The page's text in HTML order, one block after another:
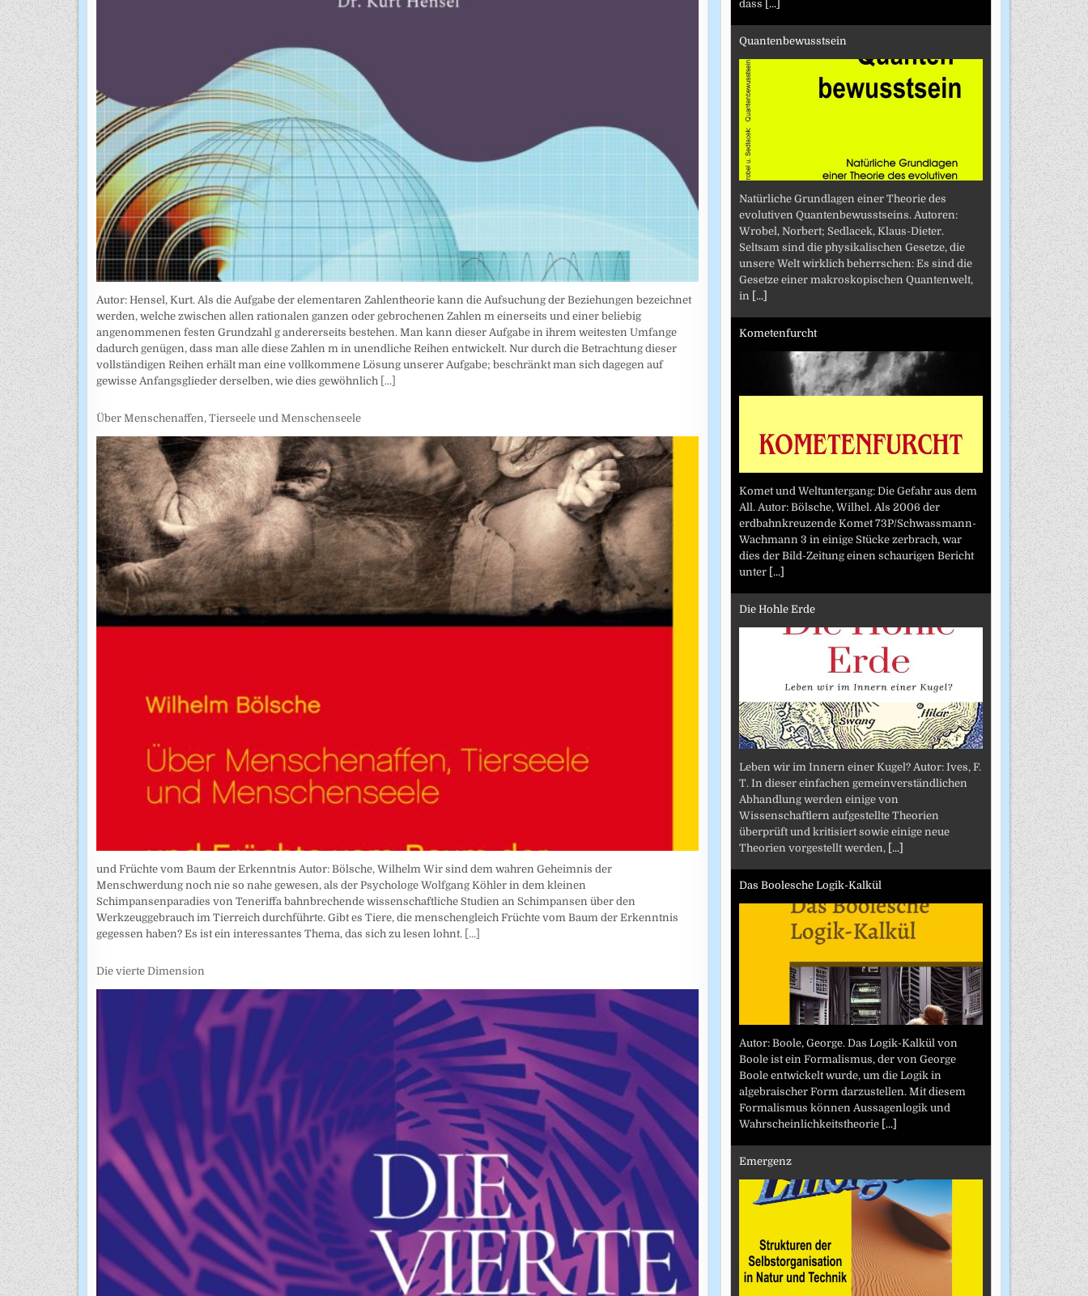
Autor: Hensel, Kurt. Als die Aufgabe der elementaren Zahlentheorie kann die Aufsuchung der Beziehungen bezeichnet
werden, welche zwischen allen rationalen ganzen oder gebrochenen Zahlen m einerseits und einer beliebig
angenommenen festen Grundzahl g andererseits bestehen. Man kann dieser Aufgabe in ihrem weitesten Umfange
dadurch genügen, dass man alle diese Zahlen m in unendliche Reihen entwickelt. Nur durch die Betrachtung dieser
vollständigen Reihen erhält man eine vollkommene Lösung unserer Aufgabe; beschränkt man sich dagegen auf
gewisse Anfangsglieder derselben, wie dies gewöhnlich [...]
Über Menschenaffen, Tierseele und Menschenseele
und Früchte vom Baum der Erkenntnis Autor: Bölsche, Wilhelm Wir sind dem wahren Geheimnis der
Menschwerdung noch nie so nahe gewesen, als der Psychologe Wolfgang Köhler in dem kleinen
Schimpansenparadies von Teneriffa bahnbrechende wissenschaftliche Studien an Schimpansen über den
Werkzeuggebrauch im Tierreich durchführte. Gibt es Tiere, die menschengleich Früchte vom Baum der Erkenntnis
gegessen haben? Es ist ein interessantes Thema, das sich zu lesen lohnt. [...]
Die vierte Dimension
dass [...]
Quantenbewusstsein
Natürliche Grundlagen einer Theorie des
evolutiven Quantenbewusstseins. Autoren:
Wrobel, Norbert; Sedlacek, Klaus-Dieter.
Seltsam sind die physikalischen Gesetze, die
unsere Welt wirklich beherrschen: Es sind die
Gesetze einer makroskopischen Quantenwelt,
in [...]
Kometenfurcht
Komet und Weltuntergang: Die Gefahr aus dem
All. Autor: Bölsche, Wilhel. Als 2006 der
erdbahnkreuzende Komet 73P/Schwassmann-
Wachmann 3 in einige Stücke zerbrach, war
dies der Bild-Zeitung einen schaurigen Bericht
unter [...]
Die Hohle Erde
Leben wir im Innern einer Kugel? Autor: Ives, F.
T. In dieser einfachen gemeinverständlichen
Abhandlung werden einige von
Wissenschaftlern aufgestellte Theorien
überprüft und kritisiert sowie einige neue
Theorien vorgestellt werden, [...]
Das Boolesche Logik-Kalkül
Autor: Boole, George. Das Logik-Kalkül von
Boole ist ein Formalismus, der von George
Boole entwickelt wurde, um die Logik in
algebraischer Form darzustellen. Mit diesem
Formalismus können Aussagenlogik und
Wahrscheinlichkeitstheorie [...]
Emergenz